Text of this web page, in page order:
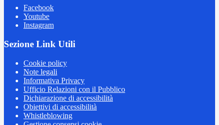
Facebook
Youtube
Instagram
Sezione Link Utili
Cookie policy
Note legali
Informativa Privacy
Ufficio Relazioni con il Pubblico
Dichiarazione di accessibilità
Obiettivi di accessibilità
Whistleblowing